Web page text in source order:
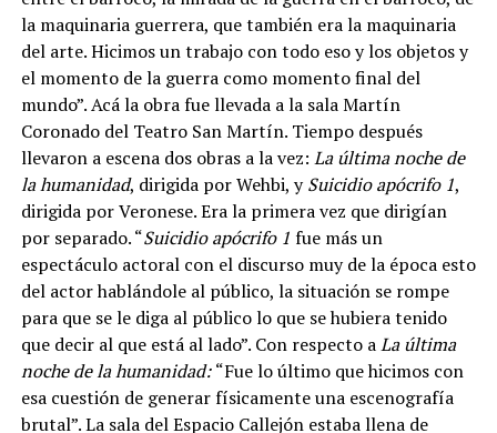
la maquinaria guerrera, que también era la maquinaria
del arte. Hicimos un trabajo con todo eso y los objetos y
el momento de la guerra como momento final del
mundo”. Acá la obra fue llevada a la sala Martín
Coronado del Teatro San Martín. Tiempo después
llevaron a escena dos obras a la vez: La última noche de
la humanidad, dirigida por Wehbi, ySuicidio apócrifo 1,
dirigida por Veronese. Era la primera vez que dirigían
por separado. “Suicidio apócrifo 1 fue más un
espectáculo actoral con el discurso muy de la época esto
del actor hablándole al público, la situación se rompe
para que se le diga al público lo que se hubiera tenido
que decir al que está al lado”. Con respecto aLa última
noche de la humanidad:“Fue lo último que hicimos con
esa cuestión de generar físicamente una escenografía
brutal”. La sala del Espacio Callejón estaba llena de